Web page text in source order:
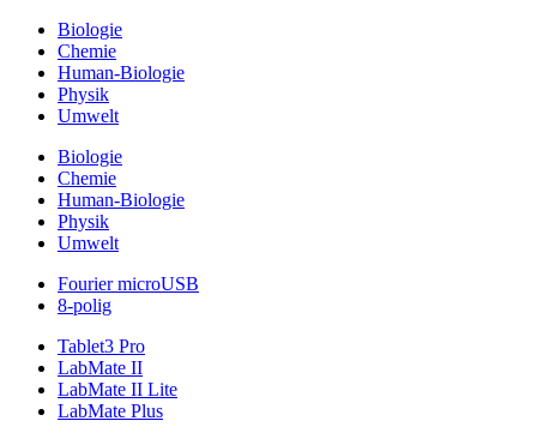
Biologie
Chemie
Human-Biologie
Physik
Umwelt
Biologie
Chemie
Human-Biologie
Physik
Umwelt
Fourier microUSB
8-polig
Tablet3 Pro
LabMate II
LabMate II Lite
LabMate Plus